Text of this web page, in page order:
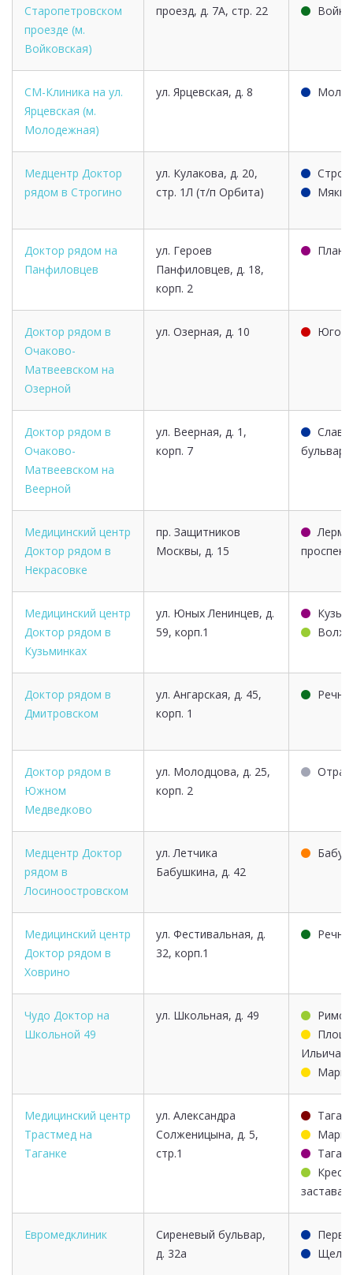
Старопетровском
проезде (м.
Войковская)
проезд, д. 7А, стр. 22
СМ-Клиника на ул.
Ярцевская (м.
Молодежная)
ул. Ярцевская, д. 8
Медцентр Доктор
рядом в Строгино
ул. Кулакова, д. 20,
стр. 1Л (т/п Орбита)
Доктор рядом на
Панфиловцев
ул. Героев
Панфиловцев, д. 18,
корп. 2
Доктор рядом в
Очаково-
Матвеевском на
Озерной
ул. Озерная, д. 10 Юго-
Доктор рядом в
Очаково-
Матвеевском на
Веерной
ул. Веерная, д. 1,
корп. 7
бульвар
Медицинский центр
Доктор рядом в
Некрасовке
пр. Защитников
Москвы, д. 15
проспект
Медицинский центр
Доктор рядом в
Кузьминках
ул. Юных Ленинцев, д.
59, корп.1
Доктор рядом в
Дмитровском
ул. Ангарская, д. 45,
корп. 1
Доктор рядом в
Южном
Медведково
ул. Молодцова, д. 25,
корп. 2
Медцентр Доктор
рядом в
Лосиноостровском
ул. Летчика
Бабушкина, д. 42
Медицинский центр
Доктор рядом в
Ховрино
ул. Фестивальная, д.
32, корп.1
Чудо Доктор на
Школьной 49
ул. Школьная, д. 49
Ильича
Медицинский центр
Трастмед на
Таганке
ул. Александра
Солженицына, д. 5,
стр.1
застава
Евромедклиник
Сиреневый бульвар,
д. 32а